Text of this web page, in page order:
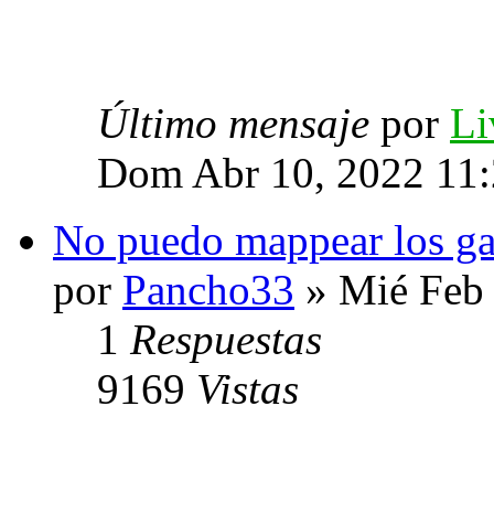
Último mensaje por
Dom Abr 10, 2022
No puedo mappear los
por Pancho33 » Mié
1 Respuestas
9169 Vistas